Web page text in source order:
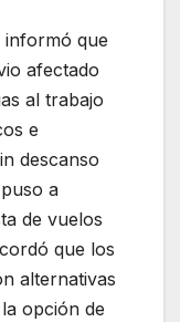
informó que
afectado
al trabajo
e
descanso
a
de vuelos
que los
alternativas
opción de